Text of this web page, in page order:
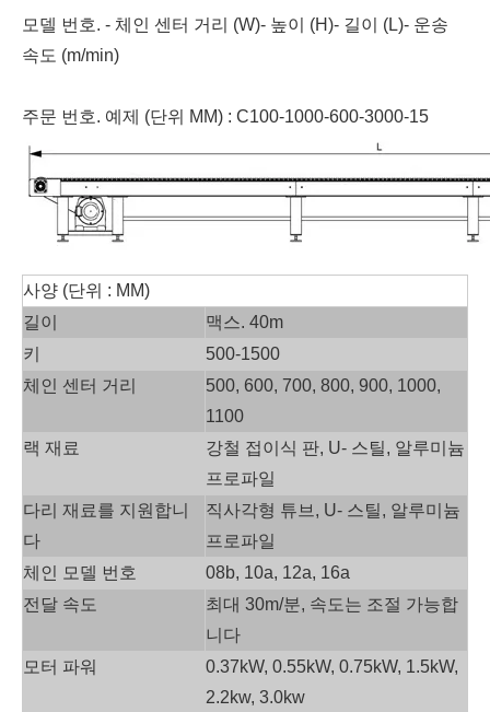
모델 번호. - 체인 센터 거리 (W)- 높이 (H)- 길이 (L)- 운송
속도 (m/min)
주문 번호. 예제 (단위 MM) : C100-1000-600-3000-15
사양 (단위 : MM)
길이
맥스. 40m
키
500-1500
체인 센터 거리
500, 600, 700, 800, 900, 1000,
1100
랙 재료
강철 접이식 판, U- 스틸, 알루미늄
프로파일
다리 재료를 지원합니
다
직사각형 튜브, U- 스틸, 알루미늄
프로파일
체인 모델 번호
08b, 10a, 12a, 16a
전달 속도
최대 30m/분, 속도는 조절 가능합
니다
모터 파워
0.37kW, 0.55kW, 0.75kW, 1.5kW,
2.2kw, 3.0kw